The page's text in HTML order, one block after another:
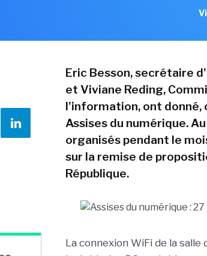
Eric Besson, secrétaire
et Viviane Reding,
l'information, ont donné,
Assises du numérique.
organisés pendant le
sur la remise de
République.
La connexion WiFi de la